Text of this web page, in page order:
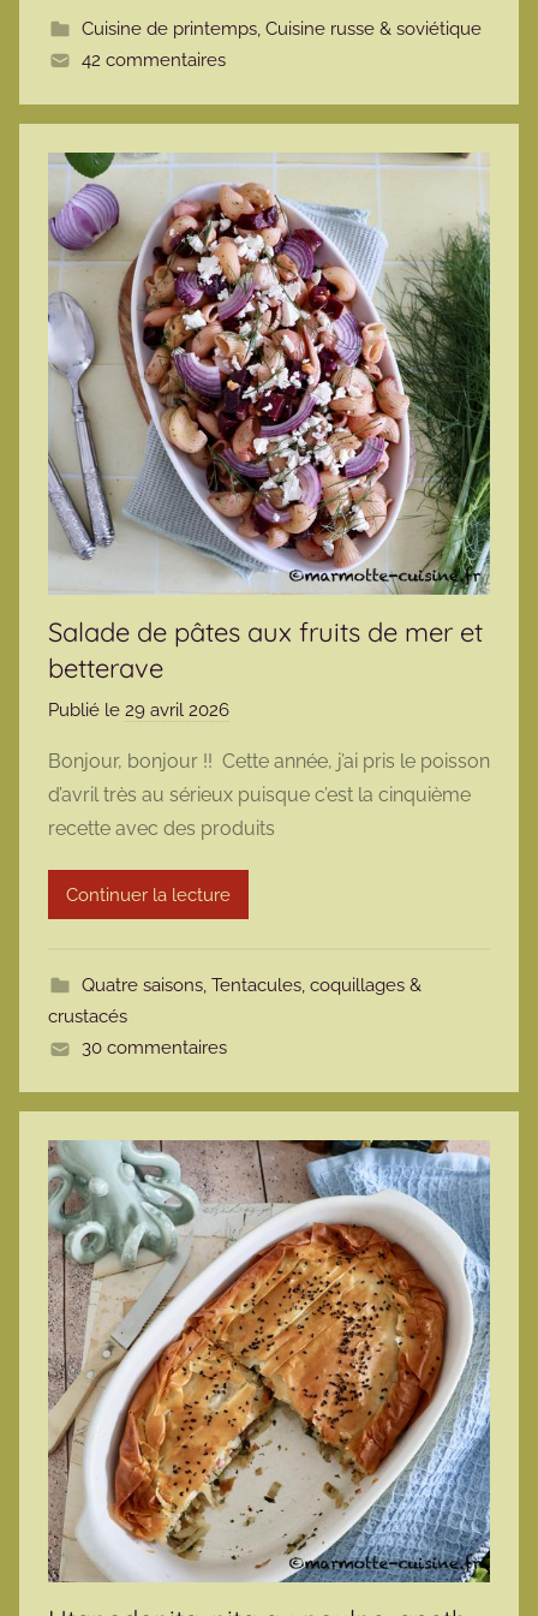
t
e
Cuisine de printemps, Cuisine russe & soviétique
42 commentaires
Salade de pâtes aux fruits de mer et
betterave
Publié le 29 avril 2026
r
m
a
r
m
t
Bonjour, bonjour !! Cette année, j’ai pris le poisson
d’avril très au sérieux puisque c’est la cinquième
recette avec des produits
Continuer la lecture
Quatre saisons, Tentacules, coquillages &
crustacés
30 commentaires